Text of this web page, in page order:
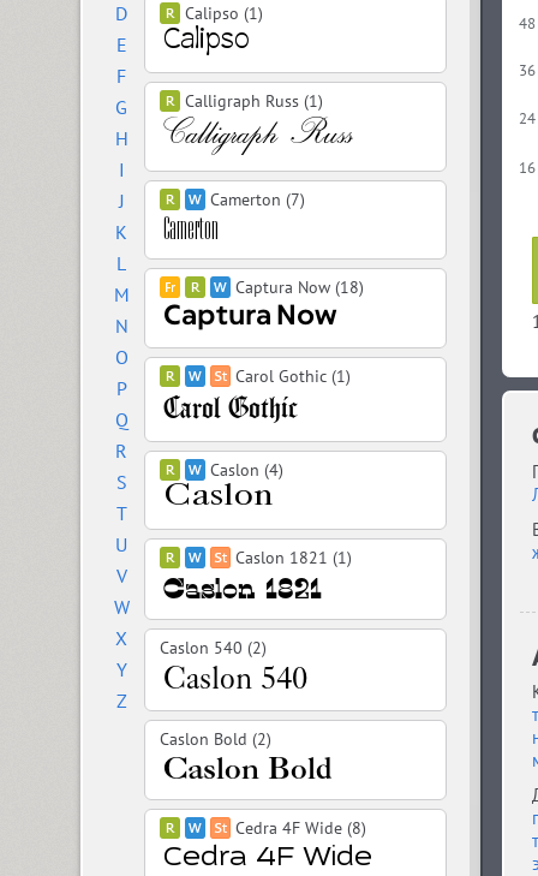
D
E
F
G
H
I
J
K
L
M
N
O
P
Q
R
S
T
U
V
W
X
Y
Z
Calipso (1)
Calligraph Russ (1)
Camerton (7)
Captura Now (18)
Carol Gothic (1)
Caslon (4)
Caslon 1821 (1)
Caslon 540 (2)
Caslon Bold (2)
Cedra 4F Wide (8)